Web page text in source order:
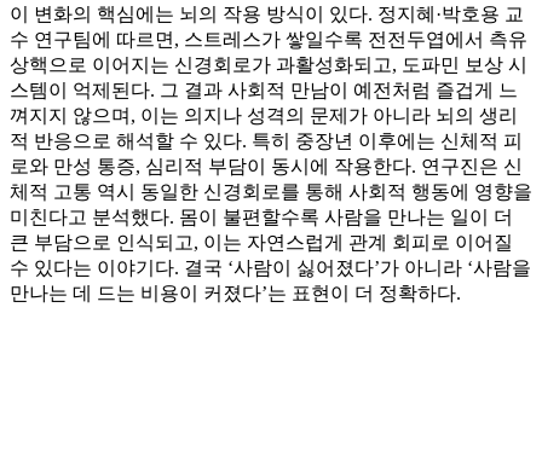
이 변화의 핵심에는 뇌의 작용 방식이 있다. 정지혜·박호용 교
수 연구팀에 따르면, 스트레스가 쌓일수록 전전두엽에서 측유
상핵으로 이어지는 신경회로가 과활성화되고, 도파민 보상 시
스템이 억제된다. 그 결과 사회적 만남이 예전처럼 즐겁게 느
껴지지 않으며, 이는 의지나 성격의 문제가 아니라 뇌의 생리
적 반응으로 해석할 수 있다. 특히 중장년 이후에는 신체적 피
로와 만성 통증, 심리적 부담이 동시에 작용한다. 연구진은 신
체적 고통 역시 동일한 신경회로를 통해 사회적 행동에 영향을
미친다고 분석했다. 몸이 불편할수록 사람을 만나는 일이 더
큰 부담으로 인식되고, 이는 자연스럽게 관계 회피로 이어질
수 있다는 이야기다. 결국 ‘사람이 싫어졌다’가 아니라 ‘사람을
만나는 데 드는 비용이 커졌다’는 표현이 더 정확하다.